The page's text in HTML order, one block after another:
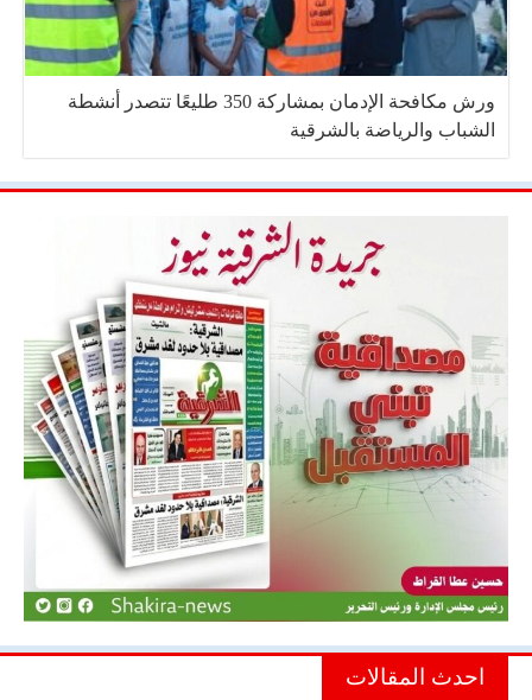
ورش مكافحة الإدمان بمشاركة 350 طليعًا تتصدر أنشطة
الشباب والرياضة بالشرقية
احدث المقالات